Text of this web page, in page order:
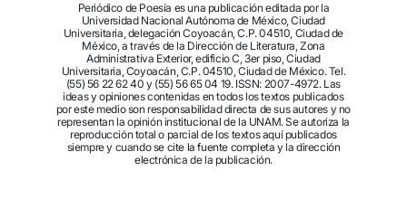
Periódico de Poesía es una publicación editada por la
Universidad Nacional Autónoma de México, Ciudad
Universitaria, delegación Coyoacán, C.P. 04510, Ciudad de
México, a través de la Dirección de Literatura, Zona
Administrativa Exterior, edificio C, 3er piso, Ciudad
Universitaria, Coyoacán, C.P. 04510, Ciudad de México. Tel.
(55) 56 22 62 40 y (55) 56 65 04 19. ISSN: 2007-4972. Las
ideas y opiniones contenidas en todos los textos publicados
por este medio son responsabilidad directa de sus autores y no
representan la opinión institucional de la UNAM. Se autoriza la
reproducción total o parcial de los textos aquí publicados
siempre y cuando se cite la fuente completa y la dirección
electrónica de la publicación.